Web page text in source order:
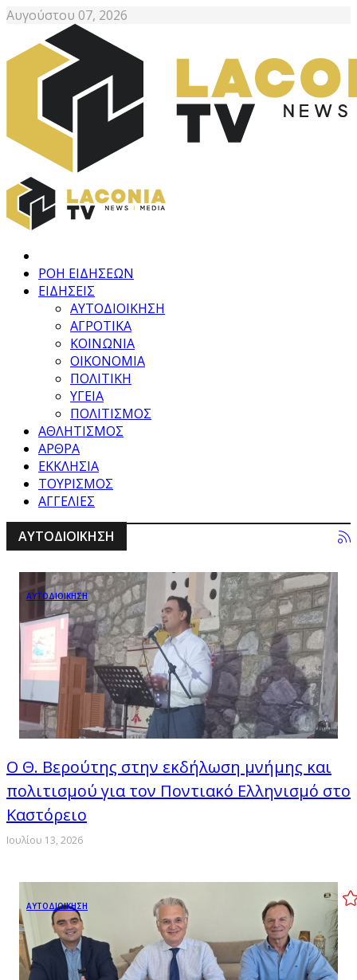
Αυγούστου 07, 2026
ΡΟΗ ΕΙΔΗΣΕΩΝ
ΕΙΔΗΣΕΙΣ
ΑΥΤΟΔΙΟΙΚΗΣΗ
ΑΓΡΟΤΙΚΑ
ΚΟΙΝΩΝΙΑ
ΟΙΚΟΝΟΜΙΑ
ΠΟΛΙΤΙΚΗ
ΥΓΕΙΑ
ΠΟΛΙΤΙΣΜΟΣ
ΑΘΛΗΤΙΣΜΟΣ
ΑΡΘΡΑ
ΕΚΚΛΗΣΙΑ
ΤΟΥΡΙΣΜΟΣ
ΑΓΓΕΛΙΕΣ
ΑΥΤΟΔΙΟΙΚΗΣΗ
ΑΥΤΟΔΙΟΙΚΗΣΗ
Ο Θ. Βερούτης στην εκδήλωση μνήμης και
πολιτισμού για τον Ποντιακό Ελληνισμό στο
Καστόρειο
Ιουλίου 13, 2026
ΑΥΤΟΔΙΟΙΚΗΣΗ